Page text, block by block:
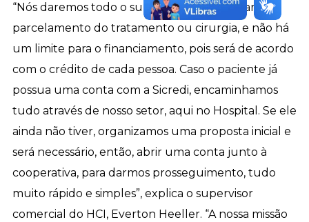
“Nós daremos todo o suporte necessário para o
parcelamento do tratamento ou cirurgia, e não há
um limite para o financiamento, pois será de acordo
com o crédito de cada pessoa. Caso o paciente já
possua uma conta com a Sicredi, encaminhamos
tudo através de nosso setor, aqui no Hospital. Se ele
ainda não tiver, organizamos uma proposta inicial e
será necessário, então, abrir uma conta junto à
cooperativa, para darmos prosseguimento, tudo
muito rápido e simples”, explica o supervisor
comercial do HCI, Everton Heeller. “A nossa missão